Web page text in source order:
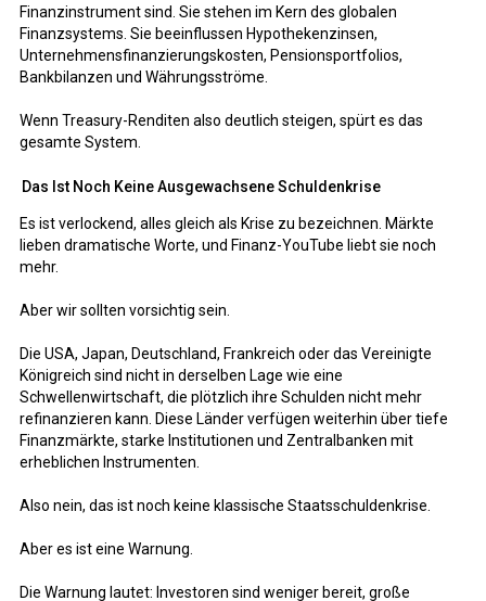
Finanzinstrument sind. Sie stehen im Kern des globalen
Finanzsystems. Sie beeinflussen Hypothekenzinsen,
Unternehmensfinanzierungskosten, Pensionsportfolios,
Bankbilanzen und Währungsströme.
Wenn Treasury-Renditen also deutlich steigen, spürt es das
gesamte System.
Das Ist Noch Keine Ausgewachsene Schuldenkrise
Es ist verlockend, alles gleich als Krise zu bezeichnen. Märkte
lieben dramatische Worte, und Finanz-YouTube liebt sie noch
mehr.
Aber wir sollten vorsichtig sein.
Die USA, Japan, Deutschland, Frankreich oder das Vereinigte
Königreich sind nicht in derselben Lage wie eine
Schwellenwirtschaft, die plötzlich ihre Schulden nicht mehr
refinanzieren kann. Diese Länder verfügen weiterhin über tiefe
Finanzmärkte, starke Institutionen und Zentralbanken mit
erheblichen Instrumenten.
Also nein, das ist noch keine klassische Staatsschuldenkrise.
Aber es ist eine Warnung.
Die Warnung lautet: Investoren sind weniger bereit, große